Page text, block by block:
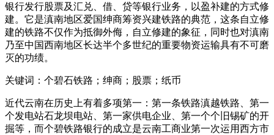
银行发行股票及汇兑、借、贷等银行业务，以盈补建的方式修
建。它是滇南地区爱国绅商筹资兴建铁路的典范，这条自立修
建的铁路不仅作为抵御外侮，自立修建的象征，同时也对滇南
乃至中国西南地区长达半个多世纪的重要物资运输具有不可磨
灭的功绩。
关键词：个碧石铁路；绅商；股票；纸币
近代云南在历史上有着多项第一：第一条铁路滇越铁路、第一
个发电站石龙坝电站、第一家供电企业、第一个个旧锡矿的开
掘等，而个碧铁路银行的成立是云南工商业第一次运用西方市